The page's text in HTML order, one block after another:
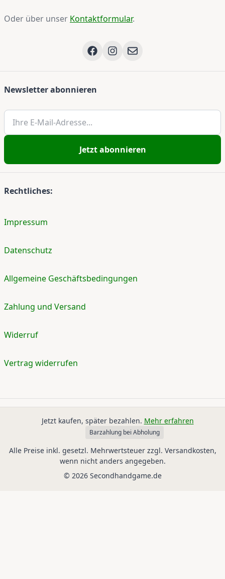
Oder über unser Kontaktformular.
Newsletter abonnieren
Jetzt abonnieren
Rechtliches:
Impressum
Datenschutz
Allgemeine Geschäftsbedingungen
Zahlung und Versand
Widerruf
Vertrag widerrufen
Jetzt kaufen, später bezahlen. Mehr erfahren
Barzahlung bei Abholung
Alle Preise inkl. gesetzl. Mehrwertsteuer zzgl. Versandkosten,
wenn nicht anders angegeben.
© 2026 Secondhandgame.de